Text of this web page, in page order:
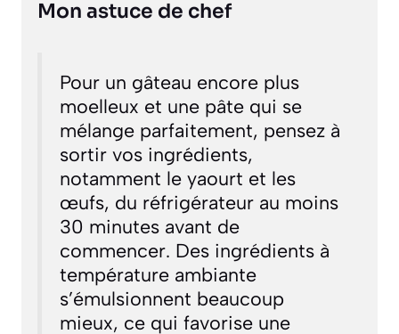
Mon astuce de chef
Pour un gâteau encore plus
moelleux et une pâte qui se
mélange parfaitement, pensez à
sortir vos ingrédients,
notamment le yaourt et les
œufs, du réfrigérateur au moins
30 minutes avant de
commencer. Des ingrédients à
température ambiante
s’émulsionnent beaucoup
mieux, ce qui favorise une